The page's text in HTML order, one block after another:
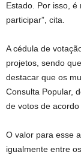
Estado. Por isso,
participar”, cita.
A cédula de
projetos, sendo
destacar que os
Consulta Popular,
de votos de
O valor para esse
igualmente entre